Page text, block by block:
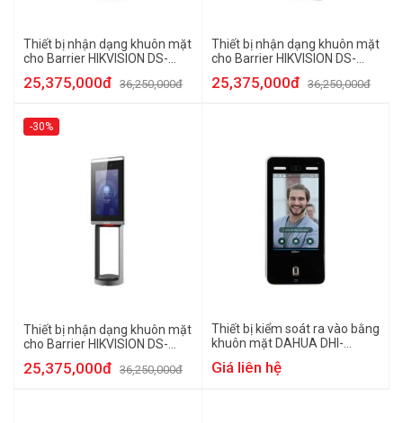
Thiết bị nhận dạng khuôn mặt
cho Barrier HIKVISION DS-
25,375,000đ 36,250,000đ
Thiết bị nhận dạng khuôn mặt
cho Barrier HIKVISION DS-
25,375,000đ 36,250,000đ
-30%
Thiết bị nhận dạng khuôn mặt
cho Barrier HIKVISION DS-
25,375,000đ 36,250,000đ
Thiết bị kiểm soát ra vào bằng
khuôn mặt DAHUA DHI-
Giá liên hệ